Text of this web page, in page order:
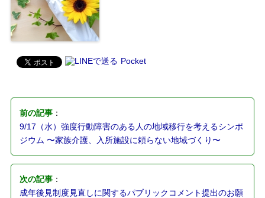
Pocket
前の記事：
9/17（水）強度行動障害のある人の地域移行を考えるシンポ
ジウム 〜家族介護、入所施設に頼らない地域づくり〜
次の記事：
成年後見制度見直しに関するパブリックコメント提出のお願